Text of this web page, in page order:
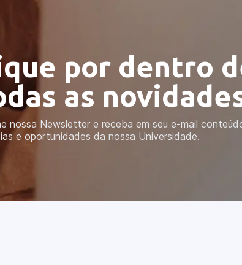
por dentro
as
nossa Newsletter e receba em seu e-mail
e oportunidades da nossa Universidade.